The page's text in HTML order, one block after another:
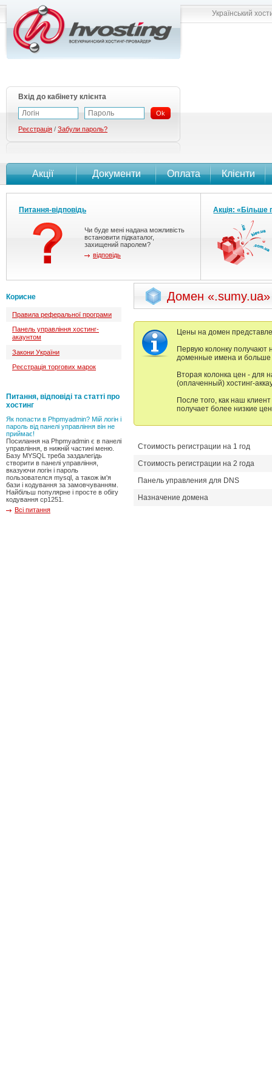
Домен «.sumy.ua»
Цены на домен
Первую колонку получают
доменные имена и больше
Вторая колонка цен - для
(оплаченный) хостинг-
После того, как наш
получает более низкие
Стоимость регистрации на 1 год
Стоимость регистрации на 2 года
Панель управления для DNS
Назначение домена
Акції Документи Оплата Клієнти
Український
Вхід до кабінету клієнта
Ok
Реєстрація / Забули пароль?
Питання-відповідь
Чи буде мені надана можливість
встановити підкаталог,
захищений паролем?
відповідь
Акція: «Більше
Корисне
Правила реферальної програми
Панель управління хостинг-
акаунтом
Закони України
Реєстрація торгових марок
Питання, відповіді та статті про
хостинг
Як попасти в Phpmyadmin? Мій логін і
пароль від панелі управління він не
приймає!
Посилання на Phpmyadmin є в панелі
управління, в нижній частині меню.
Базу MYSQL треба заздалегідь
створити в панелі управління,
вказуючи логін і пароль
пользователся mysql, а також ім'я
бази і кодування за замовчуванням.
Найбільш популярне і просте в обігу
кодування cp1251.
Всі питання